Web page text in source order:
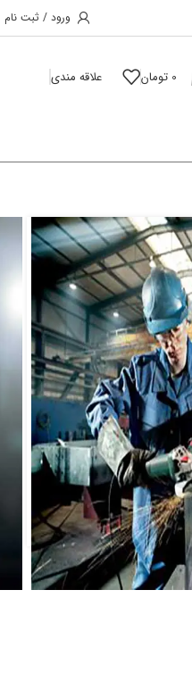
ورود / ثبت نام
0 تومان علاقه مندی